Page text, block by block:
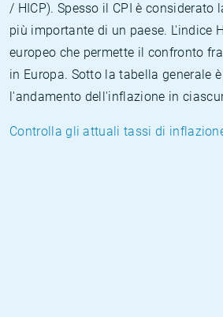
/ HICP). Spesso il CPI è
più importante di un paese. L'indice
europeo che permette il confronto
in Europa. Sotto la tabella generale
l'andamento dell'inflazione in
Controlla gli attuali tassi di